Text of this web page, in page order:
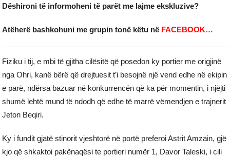
Dëshironi të informoheni të parët me lajme ekskluzive?
Atëherë bashkohuni me grupin tonë këtu në FACEBOOK…
Fiziku i tij, e mbi të gjitha cilësitë që posedon ky portier me origjinë
nga Ohri, kanë bërë që drejtuesit t’i besojnë një vend edhe në ekipin
e parë, ndërsa bazuar në konkurrencën që ka për momentin, i njëjti
shumë lehtë mund të ndodh që edhe të marrë vëmendjen e trajnerit
Jeton Beqiri.
Ky i fundit gjatë stinorit vjeshtorë në portë preferoi Astrit Amzain, gjë
kjo që shkaktoi pakënaqësi te portieri numër 1, Davor Taleski, i cili